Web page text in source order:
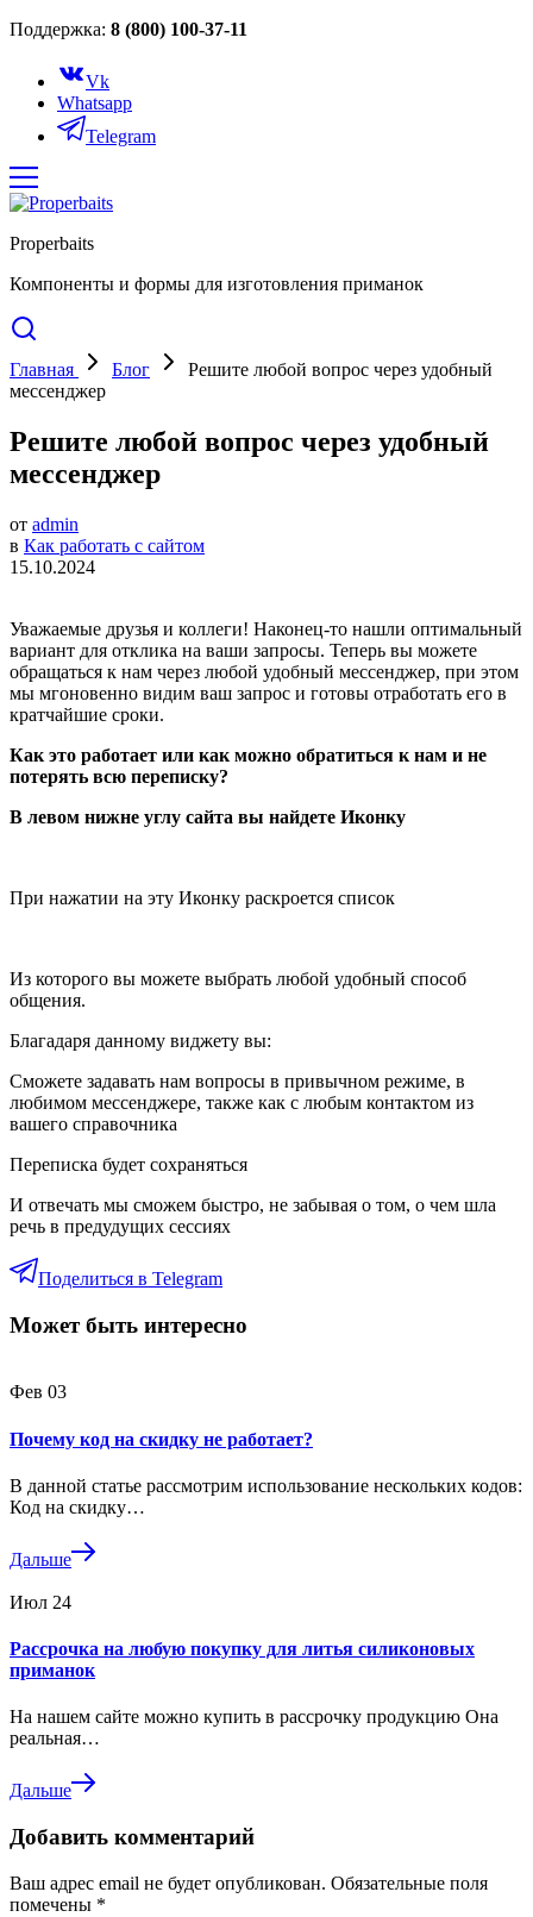
Поддержка: 8 (800) 100-37-11
Vk
Whatsapp
Telegram
Properbaits
Компоненты и формы для изготовления приманок
Главная Блог
Решите любой вопрос через удобный
мессенджер
Решите любой вопрос через удобный
мессенджер
от admin
в Как работать с сайтом
15.10.2024
Уважаемые друзья и коллеги! Наконец-то нашли оптимальный
вариант для отклика на ваши запросы. Теперь вы можете
обращаться к нам через любой удобный мессенджер, при этом
мы мгоновенно видим ваш запрос и готовы отработать его в
кратчайшие сроки.
Как это работает или как можно обратиться к нам и не
потерять всю переписку?
В левом нижне углу сайта вы найдете Иконку
При нажатии на эту Иконку раскроется список
Из которого вы можете выбрать любой удобный способ
общения.
Благадаря данному виджету вы:
Сможете задавать нам вопросы в привычном режиме, в
любимом мессенджере, также как с любым контактом из
вашего справочника
Переписка будет сохраняться
И отвечать мы сможем быстро, не забывая о том, о чем шла
речь в предудущих сессиях
Поделиться в Telegram
Может быть интересно
Фев 03
Почему код на скидку не работает?
В данной статье рассмотрим использование нескольких кодов:
Код на скидку…
Дальше
Июл 24
Рассрочка на любую покупку для литья силиконовых
приманок
На нашем сайте можно купить в рассрочку продукцию Она
реальная…
Дальше
Добавить комментарий
Ваш адрес email не будет опубликован. Обязательные поля
помечены *